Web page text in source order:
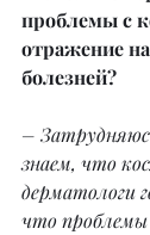
проблемы с
отражение
болезней?
–
знаем, что
дерматологи
что проблемы